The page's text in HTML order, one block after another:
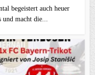
begeistert auch heuer
macht die...